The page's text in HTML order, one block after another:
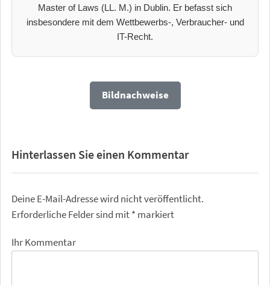
Master of Laws (LL. M.) in Dublin. Er befasst sich
insbesondere mit dem Wettbewerbs-, Verbraucher- und
IT-Recht.
Bildnachweise
Hinterlassen Sie einen Kommentar
Deine E-Mail-Adresse wird nicht veröffentlicht.
Erforderliche Felder sind mit* markiert
Ihr Kommentar